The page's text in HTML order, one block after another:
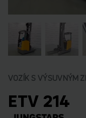
VOZÍK S VÝSUVNÝM
ETV 214